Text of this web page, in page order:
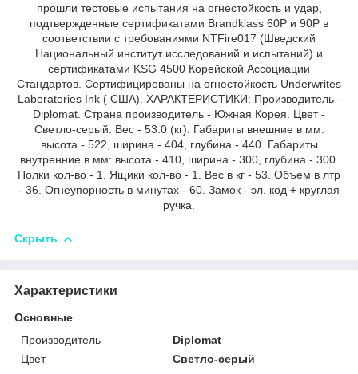
прошли тестовые испытания на огнестойкость и удар,
подтвержденные сертификатами Brandklass 60P и 90P в
соответствии с требованиями NTFire017 (Шведский
Национальный институт исследований и испытаний) и
сертификатами KSG 4500 Корейской Ассоциации
Стандартов. Сертифицированы на огнестойкость Underwrites
Laboratories Ink ( США). ХАРАКТЕРИСТИКИ: Производитель -
Diplomat. Страна производитель - Южная Корея. Цвет -
Светло-серый. Вес - 53.0 (кг). Габариты внешние в мм:
высота - 522, ширина - 404, глубина - 440. Габариты
внутренние в мм: высота - 410, ширина - 300, глубина - 300.
Полки кол-во - 1. Ящики кол-во - 1. Вес в кг - 53. Объем в лтр
- 36. Огнеупорность в минутах - 60. Замок - эл. код + круглая
ручка.
Скрыть
Характеристики
Основные
Производитель
Diplomat
Цвет
Светло-серый